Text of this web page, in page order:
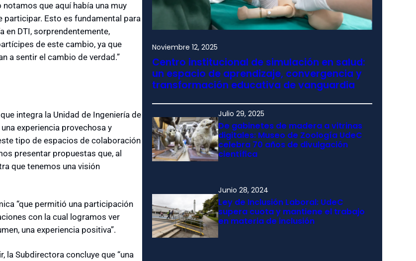
que aquí había una muy
participar. Esto es fundamental para
en DTI, sorprendentemente,
de este cambio, ya que
a sentir el cambio de verdad.”
integra la Unidad de Ingeniería de
experiencia provechosa y
tipo de espacios de colaboración
presentar propuestas que, al
que tenemos una visión
“que permitió una participación
con la cual logramos ver
una experiencia positiva”.
la Subdirectora concluye que “una
Noviembre 12, 2025
Centro institucional de simulación en salud:
un espacio de aprendizaje, convergencia y
transformación educativa de vanguardia
Julio 29, 2025
De gabinetes de madera a vitrinas
digitales: Museo de Zoología UdeC
celebra 70 años de divulgación
científica
Junio 28, 2024
Ley de Inclusión Laboral: UdeC
supera cuota y mantiene el trabajo
en materia de inclusión